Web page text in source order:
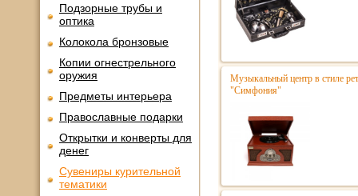
Подзорные трубы и
оптика
Колокола бронзовые
Копии огнестрельного
оружия
Предметы интерьера
Православные подарки
Открытки и конверты для
денег
Сувениры курительной
тематики
Музыкальный центр в стиле
"Симфония"